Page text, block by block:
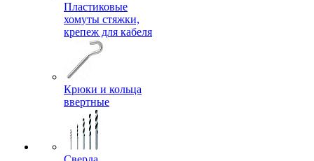
Пластиковые
хомуты стяжки,
крепеж для кабеля
Крюки и кольца
ввертные